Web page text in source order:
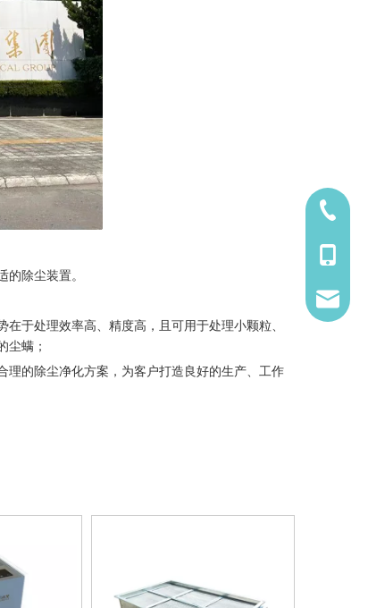
除尘装置。
于处理效率高、精度高，且可用于处理小颗粒、
尘螨；
理的除尘净化方案，为客户打造良好的生产、工作